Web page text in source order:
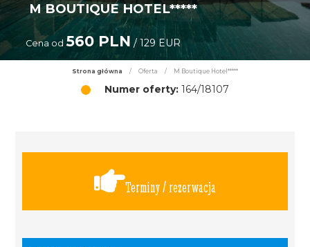
M BOUTIQUE HOTEL*****
Cena od 560 PLN / 129 EUR
Strona główna / Oferta / M Boutique Hotel*****
Numer oferty: 164/18107
Terminy / rezerwacja